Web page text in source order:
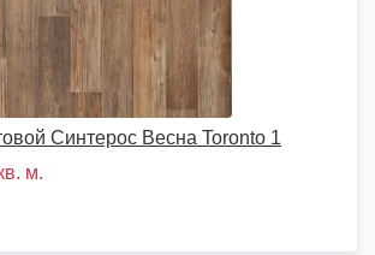
Синтерос Весна Toronto 1
м.